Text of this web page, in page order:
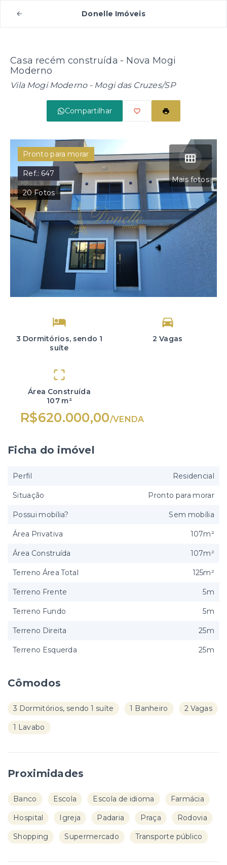
Donelle Imóveis
Casa recém construída - Nova Mogi
Moderno
Vila Mogi Moderno - Mogi das Cruzes/SP
Compartilhar
Mais fotos
Pronto para morar
Ref.: 647
20Fotos
3 Dormitórios, sendo 1
suíte
2 Vagas
Área Construída
107 m²
R$620.000,00/VENDA
Cômodos
3 Dormitórios, sendo 1 suíte 1 Banheiro 2 Vagas
1 Lavabo
Proximidades
Banco Escola Escola de idioma Farmácia
Hospital Igreja Padaria Praça Rodovia
Shopping Supermercado Transporte público
Ficha do imóvel
Perfil Residencial
Situação Pronto para morar
Possui mobília? Sem mobília
Área Privativa 107m²
Área Construída 107m²
Terreno Área Total 125m²
Terreno Frente 5m
Terreno Fundo 5m
Terreno Direita 25m
Terreno Esquerda 25m